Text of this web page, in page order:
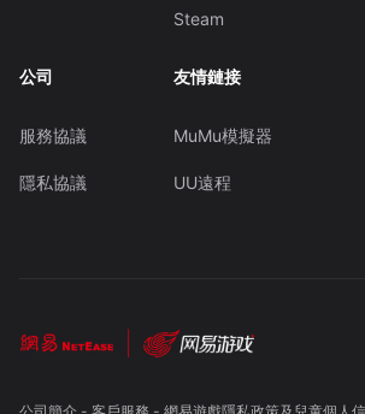
Steam
公司
服務協議
隱私協議
友情鏈接
MuMu模擬器
UU遠程